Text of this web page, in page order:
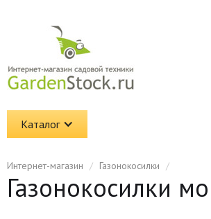
Каталог
Интернет-магазин / Газонокосилки /
Газонокосилки